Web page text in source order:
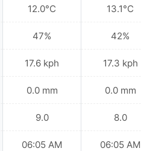
12.0°C
47%
17.6 kph
0.0 mm
9.0
06:05 AM
13.1°C
42%
17.3 kph
0.0 mm
8.0
06:05 AM